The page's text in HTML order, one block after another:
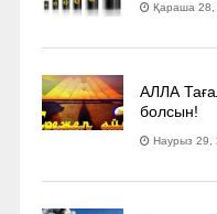
Қараша 28,
АЛЛА
болсын!
Наурыз 29,